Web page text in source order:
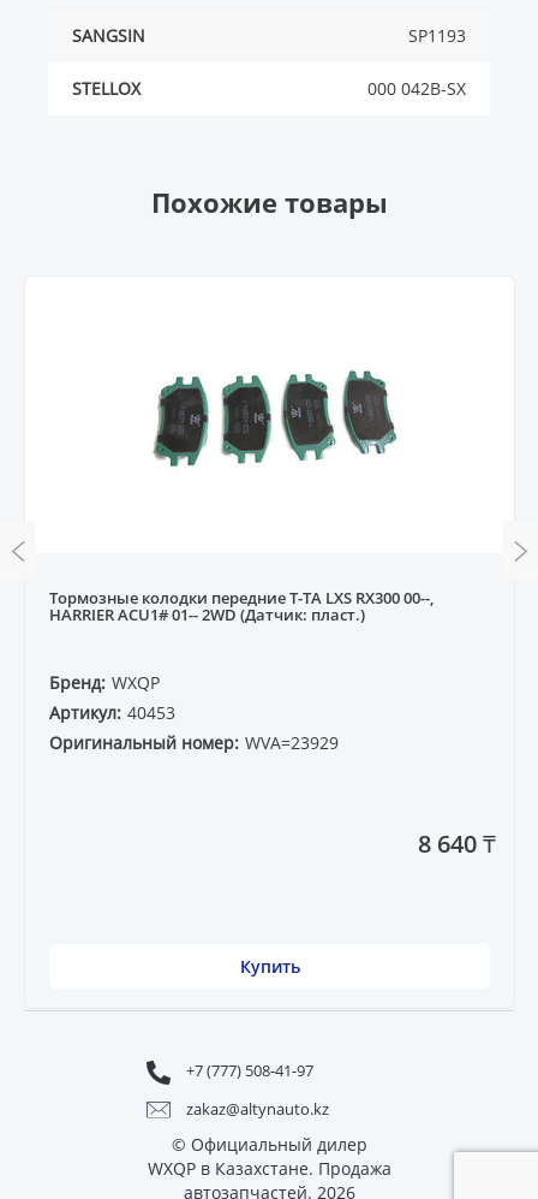
SANGSIN SP1193
STELLOX 000 042B-SX
Похожие товары
Тормозные колодки передние T-TA LXS RX300 00--,
HARRIER ACU1# 01-- 2WD (Датчик: пласт.)
Бренд: WXQP
Артикул: 40453
Оригинальный номер: WVA=23929
8 640 ₸
Купить
+7 (777) 508-41-97
zakaz@altynauto.kz
© Официальный дилер
WXQP в Казахстане. Продажа
автозапчастей. 2026